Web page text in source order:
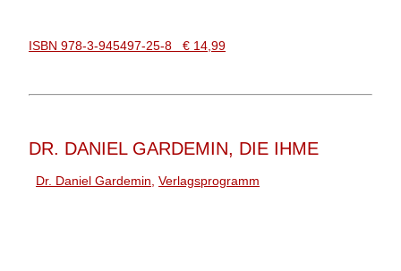
ISBN 978-3-945497-25-8 € 14,99
DR. DANIEL GARDEMIN, DIE IHME
Dr. Daniel Gardemin, Verlagsprogramm